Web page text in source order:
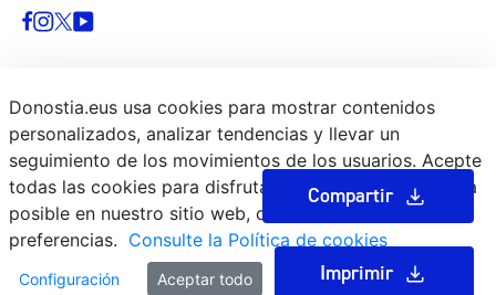
Imprimir
Compartir
© Donostiako Udala - Ayuntamiento de Donostia / San Sebastián
Ijentea 1, 20003 Donostia / San Sebastián
Aviso legal
Política de privacidad
Política de cookies
Declaración de accesibilidad
Donostia.eus usa cookies para mostrar contenidos
personalizados, analizar tendencias y llevar un
seguimiento de los movimientos de los usuarios. Acepte
todas las cookies para disfrutar de la mejor experiencia
posible en nuestro sitio web, o bien administre sus
preferencias. Consulte la Política de cookies
Configuración Aceptar todo Rechazar todas